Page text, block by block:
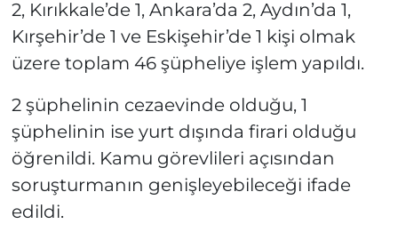
2, Kırıkkale’de 1, Ankara’da 2, Aydın’da 1,
Kırşehir’de 1 ve Eskişehir’de 1 kişi olmak
üzere toplam 46 şüpheliye işlem yapıldı.
2 şüphelinin cezaevinde olduğu, 1
şüphelinin ise yurt dışında firari olduğu
öğrenildi. Kamu görevlileri açısından
soruşturmanın genişleyebileceği ifade
edildi.